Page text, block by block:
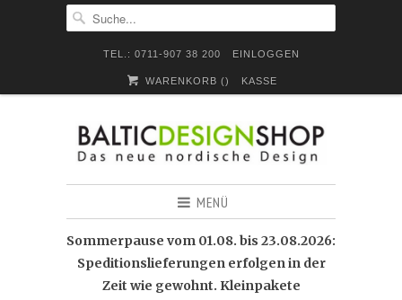
TEL.: 0711-907 38 200 EINLOGGEN
WARENKORB () KASSE
MENÜ
Sommerpause vom 01.08. bis 23.08.2026:
Speditionslieferungen erfolgen in der
Zeit wie gewohnt. Kleinpakete